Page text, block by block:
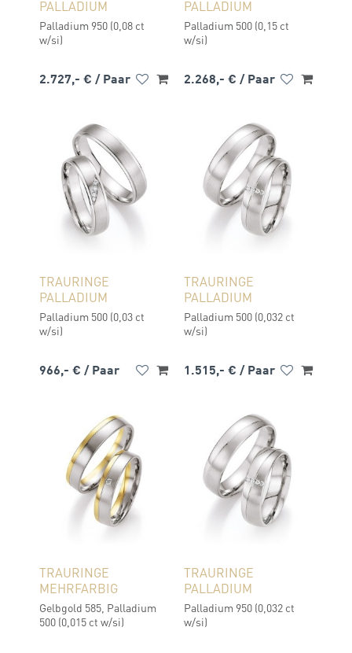
PALLADIUM
Palladium 950 (0,08 ct
w/si)
2.727,- € / Paar
PALLADIUM
Palladium 500 (0,15 ct
w/si)
2.268,- € / Paar
TRAURINGE
PALLADIUM
Palladium 500 (0,03 ct
w/si)
966,- € / Paar
TRAURINGE
PALLADIUM
Palladium 500 (0,032 ct
w/si)
1.515,- € / Paar
TRAURINGE
MEHRFARBIG
Gelbgold 585, Palladium
500 (0,015 ct w/si)
TRAURINGE
PALLADIUM
Palladium 950 (0,032 ct
w/si)